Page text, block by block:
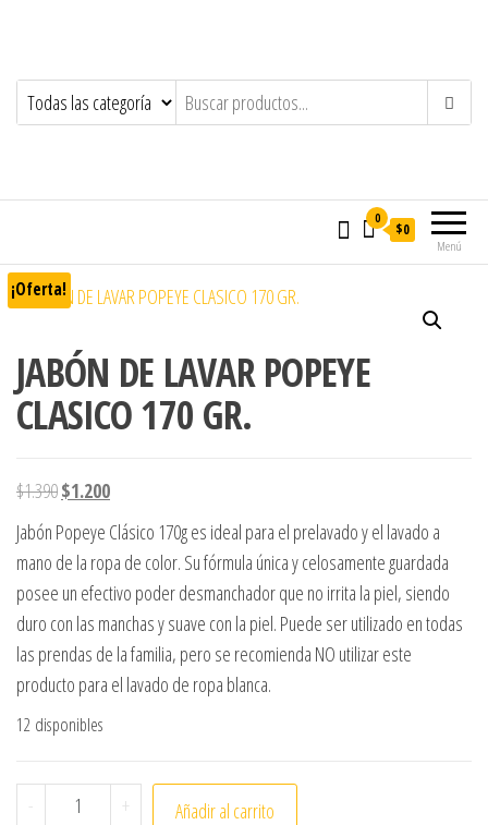
Menú
0
$0
¡Oferta!
JABÓN DE LAVAR POPEYE
CLASICO 170 GR.
$1.390El precio original era: $1.390.
$1.200El precio actual es: $1.200.
Jabón Popeye Clásico 170g es ideal para el prelavado y el lavado a
mano de la ropa de color. Su fórmula única y celosamente guardada
posee un efectivo poder desmanchador que no irrita la piel, siendo
duro con las manchas y suave con la piel. Puede ser utilizado en todas
las prendas de la familia, pero se recomienda NO utilizar este
producto para el lavado de ropa blanca.
12 disponibles
- JABÓN DE LAVAR POPEYE CLASICO 170 GR. cantidad
+ Añadir al carrito